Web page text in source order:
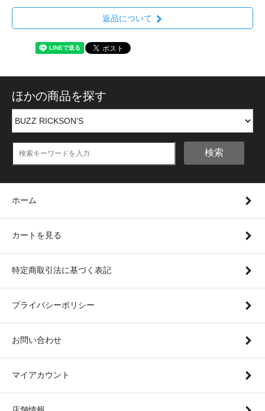
返品について
ほかの商品を探す
検索
ホーム
カートを見る
特定商取引法に基づく表記
プライバシーポリシー
お問い合わせ
マイアカウント